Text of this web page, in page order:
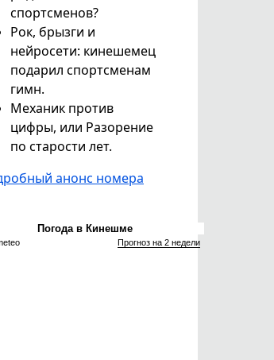
спортсменов?
Рок, брызги и
нейросети: кинешемец
подарил спортсменам
гимн.
Механик против
цифры, или Разорение
по старости лет.
анонс номера
Погода в Кинешме
Прогноз на 2 недели